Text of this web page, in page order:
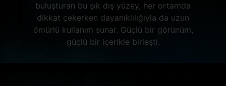
buluşturan bu şık dış yüzey, her ortamda
dikkat çekerken dayanıklılığıyla da uzun
ömürlü kullanım sunar. Güçlü bir görünüm,
güçlü bir içerikle birleşti.